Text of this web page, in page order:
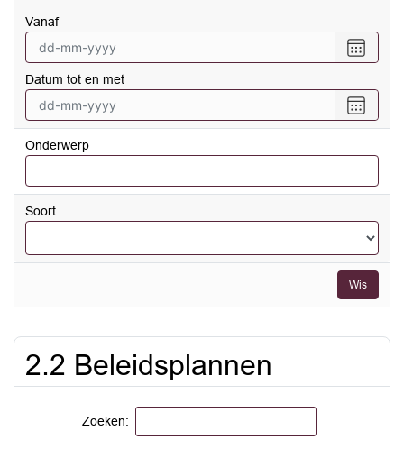
vanaf
een
vanaf
Datum tot en met
een
tot
met
Onderwerp
Soort
Wis
2.2 Beleidsplannen
Zoeken: